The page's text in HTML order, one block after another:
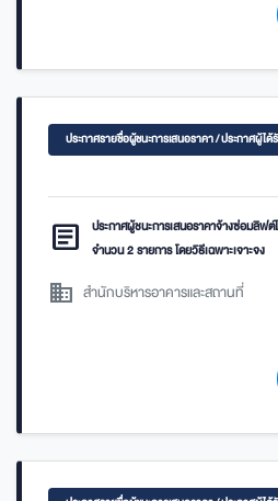
ประกาศรายชื่อผู้ชนะการเสนอราคา / ประกาศผู้ไ
article
ประกาศผู้ชนะการเสนอราคาจ้างซ่อมลิฟ
จำนวน 2 รายการ โดยวิธีเฉพาะเจาะจง
domain สำนักบริหารอาคารและสถานที่